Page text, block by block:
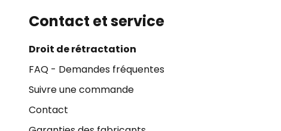
Contact et service
Droit de rétractation
FAQ - Demandes fréquentes
Suivre une commande
Contact